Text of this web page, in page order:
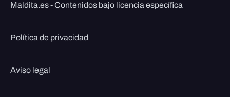
Maldita.es - Contenidos bajo licencia específica
Política de privacidad
Aviso legal